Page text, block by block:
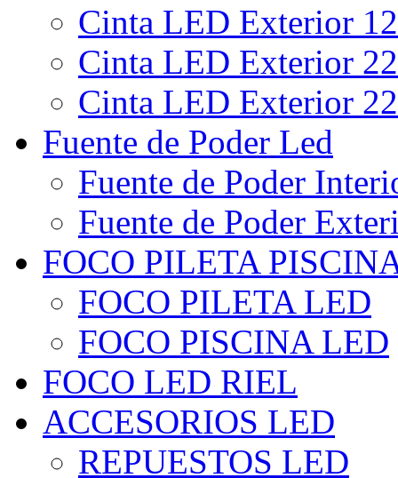
Cinta LED Exterior
Cinta LED Exterior
Cinta LED Exterior
Fuente de Poder Led
Fuente de Poder
Fuente de Poder
FOCO PILETA
FOCO PILETA LED
FOCO PISCINA LED
FOCO LED RIEL
ACCESORIOS LED
REPUESTOS LED